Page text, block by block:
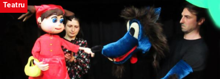
Teatru